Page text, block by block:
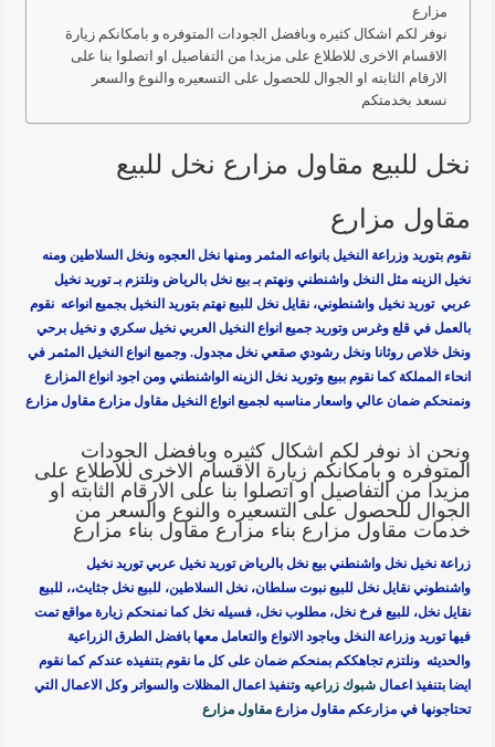
مزارع
نوفر لكم اشكال كثيره وبافضل الجودات المتوفره و بامكانكم زيارة
الاقسام الاخرى للاطلاع على مزيدا من التفاصيل او اتصلوا بنا على
الارقام الثابته او الجوال للحصول على التسعيره والنوع والسعر
نسعد بخدمتكم
نخل للبيع مقاول مزارع نخل للبيع
مقاول مزارع
نقوم بتوريد وزراعة النخيل بانواعه المثمر ومنها نخل العجوه ونخل السلاطين ومنه
نخيل الزينه مثل النخل واشنطني ونهتم بـ بيع نخل بالرياض ونلتزم بـ توريد نخيل
عربي توريد نخيل واشنطوني، نقايل نخل للبيع نهتم بتوريد النخيل بجميع انواعه نقوم
بالعمل في قلع وغرس وتوريد جميع انواع النخيل العربي نخيل سكري و نخيل برحي
ونخل خلاص روثانا ونخل رشودي صقعي نخل مجدول. وجميع انواع النخيل المثمر في
انحاء المملكة كما نقوم ببيع وتوريد نخل الزينه الواشنطني ومن اجود انواع المزارع
ونمنحكم ضمان عالي واسعار مناسبه لجميع انواع النخيل مقاول مزارع مقاول مزارع
ونحن اذ نوفر لكم اشكال كثيره وبافضل الجودات
المتوفره و بامكانكم زيارة الاقسام الاخرى للاطلاع على
مزيدا من التفاصيل او اتصلوا بنا على الارقام الثابته او
الجوال للحصول على التسعيره والنوع والسعر من
خدمات مقاول مزارع بناء مزارع مقاول بناء مزارع
زراعة نخيل نخل واشنطني بيع نخل بالرياض توريد نخيل عربي توريد نخيل
واشنطوني نقايل نخل للبيع نبوت سلطان، نخل السلاطين، للبيع نخل جثايث،، للبيع
نقايل نخل، للبيع فرخ نخل، مطلوب نخل، فسيله نخل كما نمنحكم زيارة مواقع تمت
فيها توريد وزراعة النخل وباجود الانواع والتعامل معها بافضل الطرق الزراعية
والحديثه ونلتزم تجاهككم بمنحكم ضمان على كل ما نقوم بتنفيذه عندكم كما نقوم
ايضا بتنفيذ اعمالشبوك زراعيه وتنفيذ اعمال المظلات والسواتر وكل الاعمال التي
تحتاجونها في مزارعكم مقاول مزارعمقاول مزارع